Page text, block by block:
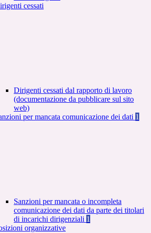
cessati
Dirigenti cessati dal rapporto di lavoro
(documentazione da pubblicare sul sito
web)
per mancata comunicazione dei dati 1
Sanzioni per mancata o incompleta
comunicazione dei dati da parte dei titolari
di incarichi dirigenziali 1
organizzative